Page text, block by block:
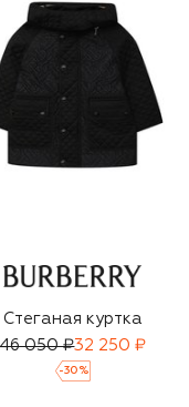
Стеганая куртка
46 050 ₽32 250 ₽
-30 %